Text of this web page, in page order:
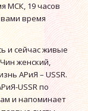
МСК, 19 часов
время
и сейчас живые
женский,
АРиЯ – USSR.
USSR по
и напоминает